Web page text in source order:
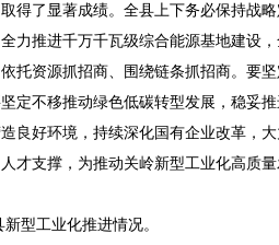
得了显著成绩。全县上下务必保持战
力推进千万千瓦级综合能源基地建设
托资源抓招商、围绕链条抓招商。要
定不移推动绿色低碳转型发展，稳妥
良好环境，持续深化国有企业改革，
才支撑，为推动关岭新型工业化高质量
型工业化推进情况。